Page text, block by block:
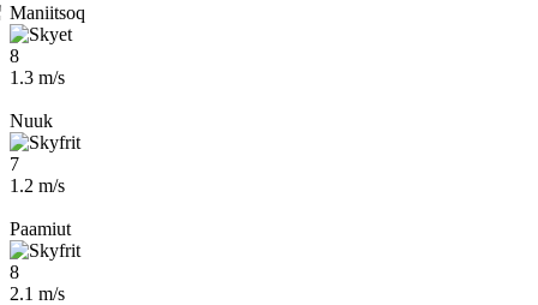
Maniitsoq
8
1.3 m/s
Nuuk
7
1.2 m/s
Paamiut
8
2.1 m/s